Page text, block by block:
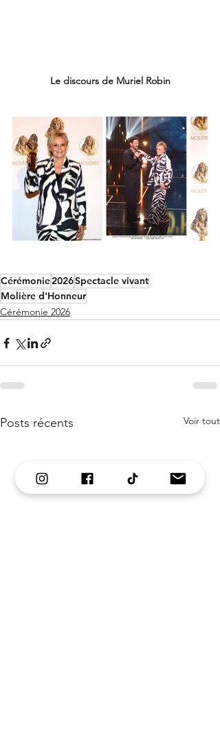
Le discours de Muriel Robin
Cérémonie2026Spectacle vivant
Molière d'Honneur
Cérémonie 2026
Posts récents Voir tout